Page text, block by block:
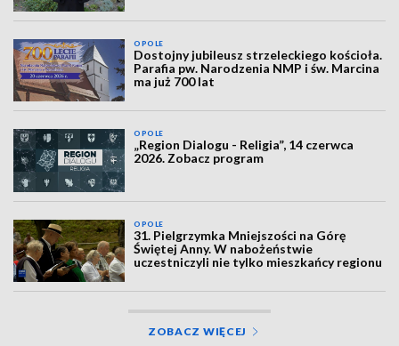
OPOLE
Dostojny jubileusz strzeleckiego kościoła.
Parafia pw. Narodzenia NMP i św. Marcina
ma już 700 lat
OPOLE
„Region Dialogu - Religia”, 14 czerwca
2026. Zobacz program
OPOLE
31. Pielgrzymka Mniejszości na Górę
Świętej Anny. W nabożeństwie
uczestniczyli nie tylko mieszkańcy regionu
ZOBACZ WIĘCEJ